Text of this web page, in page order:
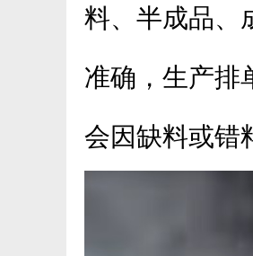
料、半成品、
准确，生产排
会因缺料或错